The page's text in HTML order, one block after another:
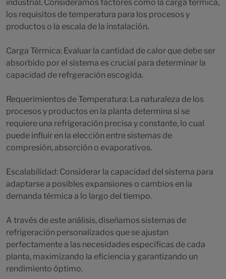
industrial. Consideramos factores como la carga térmica,
los requisitos de temperatura para los procesos y
productos o la escala de la instalación.
Carga Térmica: Evaluar la cantidad de calor que debe ser
absorbido por el sistema es crucial para determinar la
capacidad de refrgeración escogida.
Requerimientos de Temperatura: La naturaleza de los
procesos y productos en la planta determina si se
requiere una refrigeración precisa y constante, lo cual
puede influir en la elección entre sistemas de
compresión, absorción o evaporativos.
Escalabilidad: Considerar la capacidad del sistema para
adaptarse a posibles expansiones o cambios en la
demanda térmica a lo largo del tiempo.
A través de este análisis, diseñamos sistemas de
refrigeración personalizados que se ajustan
perfectamente a las necesidades específicas de cada
planta, maximizando la eficiencia y garantizando un
rendimiento óptimo.